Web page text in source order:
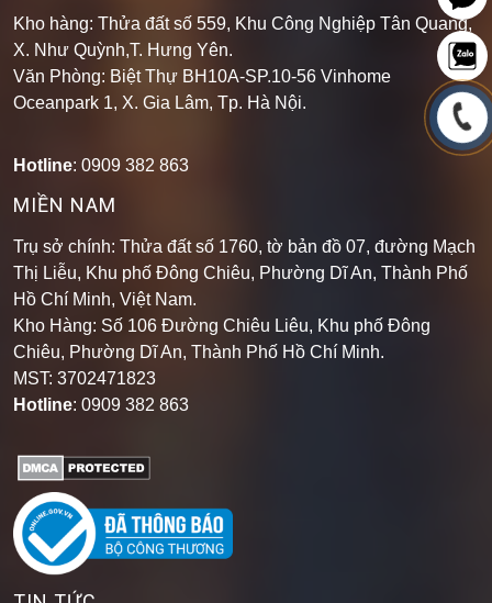
Kho hàng: Thửa đất số 559, Khu Công Nghiệp Tân Quang,
X. Như Quỳnh,T. Hưng Yên.
Văn Phòng: Biệt Thự BH10A-SP.10-56 Vinhome
Oceanpark 1, X. Gia Lâm, Tp. Hà Nội.
Hotline: 0909 382 863
MIỀN NAM
Trụ sở chính: Thửa đất số 1760, tờ bản đồ 07, đường Mạch
Thị Liễu, Khu phố Đông Chiêu, Phường Dĩ An, Thành Phố
Hồ Chí Minh, Việt Nam.
Kho Hàng: Số 106 Đường Chiêu Liêu, Khu phố Đông
Chiêu, Phường Dĩ An, Thành Phố Hồ Chí Minh.
MST: 3702471823
Hotline: 0909 382 863